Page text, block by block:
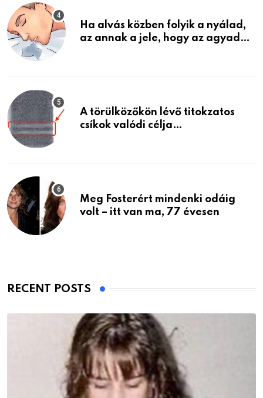
Ha alvás közben folyik a nyálad,
az annak a jele, hogy az agyad…
A törülközőkön lévő titokzatos
csíkok valódi célja…
Meg Fosterért mindenki odáig
volt – itt van ma, 77 évesen
RECENT POSTS